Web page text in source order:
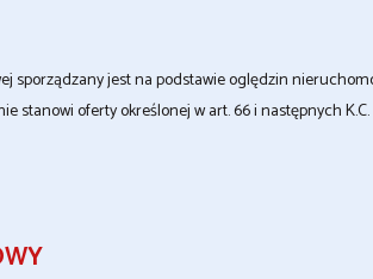
sporządzany jest na podstawie oględzin
stanowi oferty określonej w art. 66 i następnych K.C.